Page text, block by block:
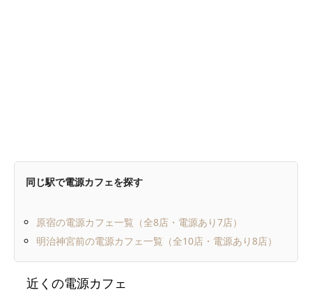
同じ駅で電源カフェを探す
原宿の電源カフェ一覧（全8店・電源あり7店）
明治神宮前の電源カフェ一覧（全10店・電源あり8店）
近くの電源カフェ